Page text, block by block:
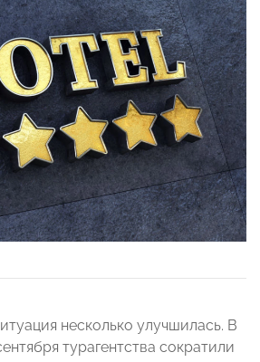
несколько улучшилась. В
турагентства сократили